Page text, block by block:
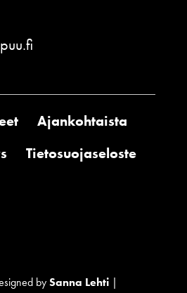
Ajankohtaista
Tietosuojaseloste
bySanna Lehti|